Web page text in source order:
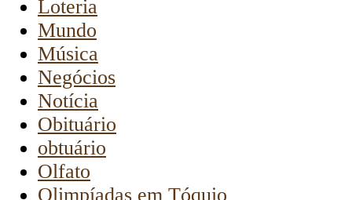
Loteria
Mundo
Música
Negócios
Notícia
Obituário
obtuário
Olfato
Olimpíadas em Tóquio